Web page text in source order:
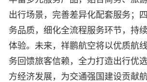
出行场景，完善差异化配套服务；
务品质，细化全流程服务环节，持
体验。未来，祥鹏航空将以优质航
务回馈旅客信赖，全力打造出行优
方经济发展，为交通强国建设贡献航